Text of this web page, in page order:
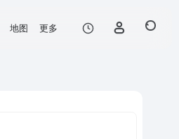
地图 更多